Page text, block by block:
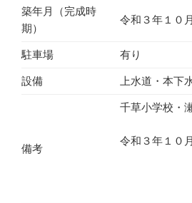
築年月（完成時
期）
令和３年１０
駐車場 有り
設備 上水道・本下
備考
千草小学校・
令和３年１０